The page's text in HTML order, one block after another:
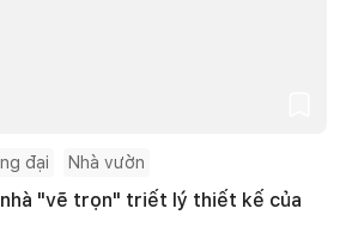
đại Nhà vườn
"vẽ trọn" triết lý thiết kế của